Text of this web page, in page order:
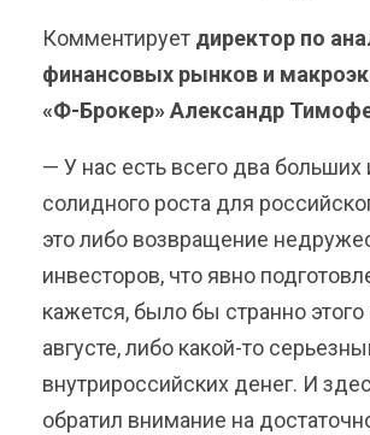
Комментирует директор по
финансовых рынков и
«Ф-Брокер» Александр
— У нас есть всего два больших
солидного роста для
это либо возвращение
инвесторов, что явно
кажется, было бы странно
августе, либо какой-то
внутрироссийских денег. И
обратил внимание на